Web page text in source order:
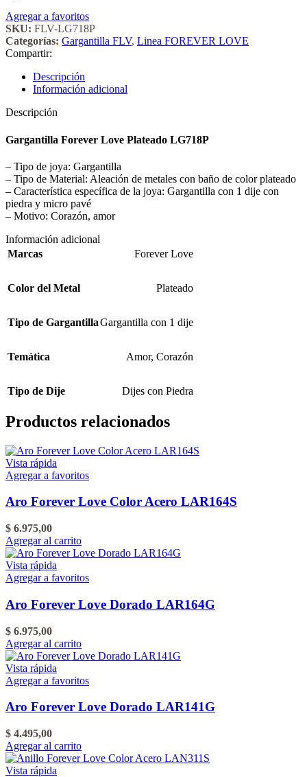
Agregar a favoritos
SKU: FLV-LG718P
Categorías: Gargantilla FLV, Linea FOREVER LOVE
Compartir:
Descripción
Información adicional
Descripción
Gargantilla Forever Love Plateado LG718P
– Tipo de joya: Gargantilla
– Tipo de Material: Aleación de metales con baño de color plateado
– Característica específica de la joya: Gargantilla con 1 dije con
piedra y micro pavé
– Motivo: Corazón, amor
Información adicional
Marcas
Forever Love
Color del Metal Plateado
Tipo de GargantillaGargantilla con 1 dije
Temática Amor, Corazón
Tipo de Dije Dijes con Piedra
Productos relacionados
Vista rápida
Agregar a favoritos
Aro Forever Love Color Acero LAR164S
$ 6.975,00
Agregar al carrito
Vista rápida
Agregar a favoritos
Aro Forever Love Dorado LAR164G
$ 6.975,00
Agregar al carrito
Vista rápida
Agregar a favoritos
Aro Forever Love Dorado LAR141G
$ 4.495,00
Agregar al carrito
Vista rápida